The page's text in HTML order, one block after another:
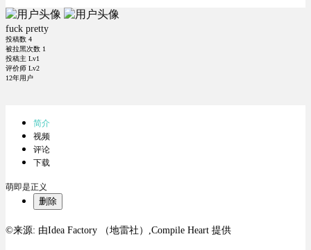
fuck pretty
投稿数 4
被拉黑次数 1
投稿主 Lv1
评价师 Lv2
12年用户
简介
视频
评论
下载
萌即是正义
删除
©来源: 由Idea Factory （地雷社）,Compile Heart 提供